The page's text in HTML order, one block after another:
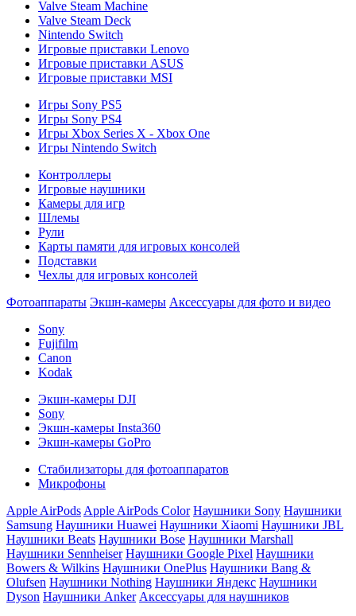
Valve Steam Machine
Valve Steam Deck
Nintendo Switch
Игровые приставки Lenovo
Игровые приставки ASUS
Игровые приставки MSI
Игры Sony PS5
Игры Sony PS4
Игры Xbox Series X - Xbox One
Игры Nintendo Switch
Контроллеры
Игровые наушники
Камеры для игр
Шлемы
Рули
Карты памяти для игровых консолей
Подставки
Чехлы для игровых консолей
Фотоаппараты Экшн-камеры Аксессуары для фото и видео
Sony
Fujifilm
Canon
Kodak
Экшн-камеры DJI
Sony
Экшн-камеры Insta360
Экшн-камеры GoPro
Стабилизаторы для фотоаппаратов
Микрофоны
Apple AirPods Apple AirPods Color Наушники Sony Наушники
Samsung Наушники Huawei Наушники Xiaomi Наушники JBL
Наушники Beats Наушники Bose Наушники Marshall
Наушники Sennheiser Наушники Google Pixel Наушники
Bowers & Wilkins Наушники OnePlus Наушники Bang &
Olufsen Наушники Nothing Наушники Яндекс Наушники
Dyson Наушники Anker Аксессуары для наушников